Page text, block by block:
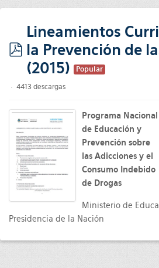
pdf
Lineamientos
la Prevención de
(2015)
Popular
4413 descargas
Programa Nacional
de Educación y
Prevención sobre
las Adicciones y el
Consumo Indebido
de Drogas
Ministerio de
Presidencia de la Nación